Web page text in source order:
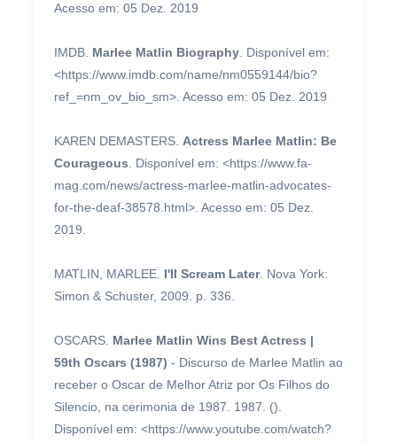
Acesso em: 05 Dez. 2019
IMDB. Marlee Matlin Biography. Disponível em:
<https://www.imdb.com/name/nm0559144/bio?
ref_=nm_ov_bio_sm>. Acesso em: 05 Dez. 2019
KAREN DEMASTERS. Actress Marlee Matlin: Be
Courageous. Disponível em: <https://www.fa-
mag.com/news/actress-marlee-matlin-advocates-
for-the-deaf-38578.html>. Acesso em: 05 Dez.
2019.
MATLIN, MARLEE. I'll Scream Later. Nova York:
Simon & Schuster, 2009. p. 336.
OSCARS. Marlee Matlin Wins Best Actress |
59th Oscars (1987) - Discurso de Marlee Matlin ao
receber o Oscar de Melhor Atriz por Os Filhos do
Silencio, na cerimonia de 1987. 1987. ().
Disponível em: <https://www.youtube.com/watch?